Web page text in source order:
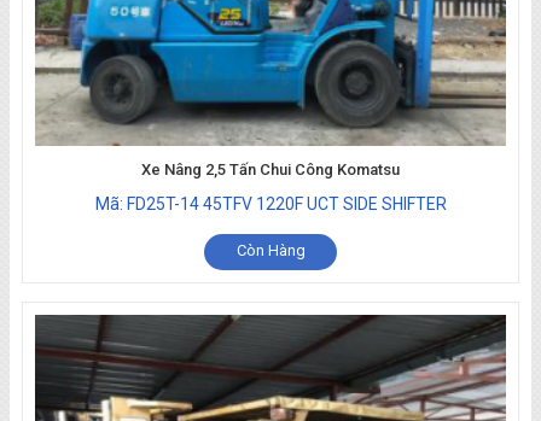
Xe Nâng 2,5 Tấn Chui Công Komatsu
Mã: FD25T-14 45TFV 1220F UCT SIDE SHIFTER
Còn Hàng